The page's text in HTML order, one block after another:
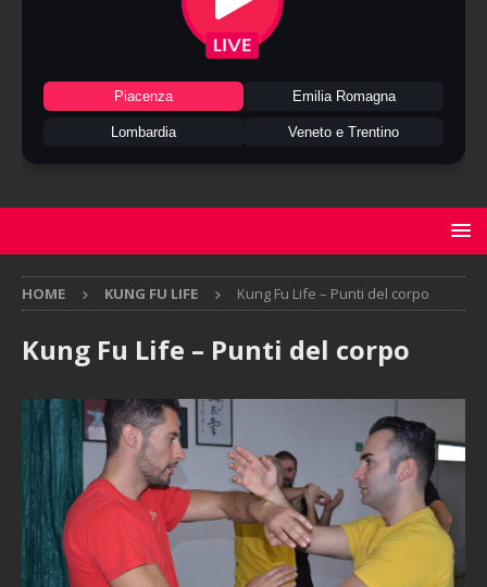
Piacenza Emilia Romagna
Lombardia Veneto e Trentino
HOME KUNG FU LIFE Kung Fu Life – Punti del corpo
Kung Fu Life – Punti del corpo